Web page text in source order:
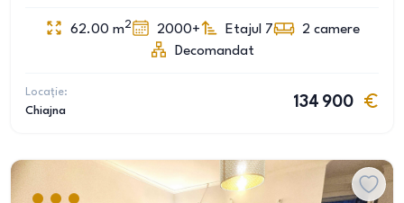
62.00 m2 2000+ Etajul 7 2 camere
Decomandat
Locație:
Chiajna
134 900